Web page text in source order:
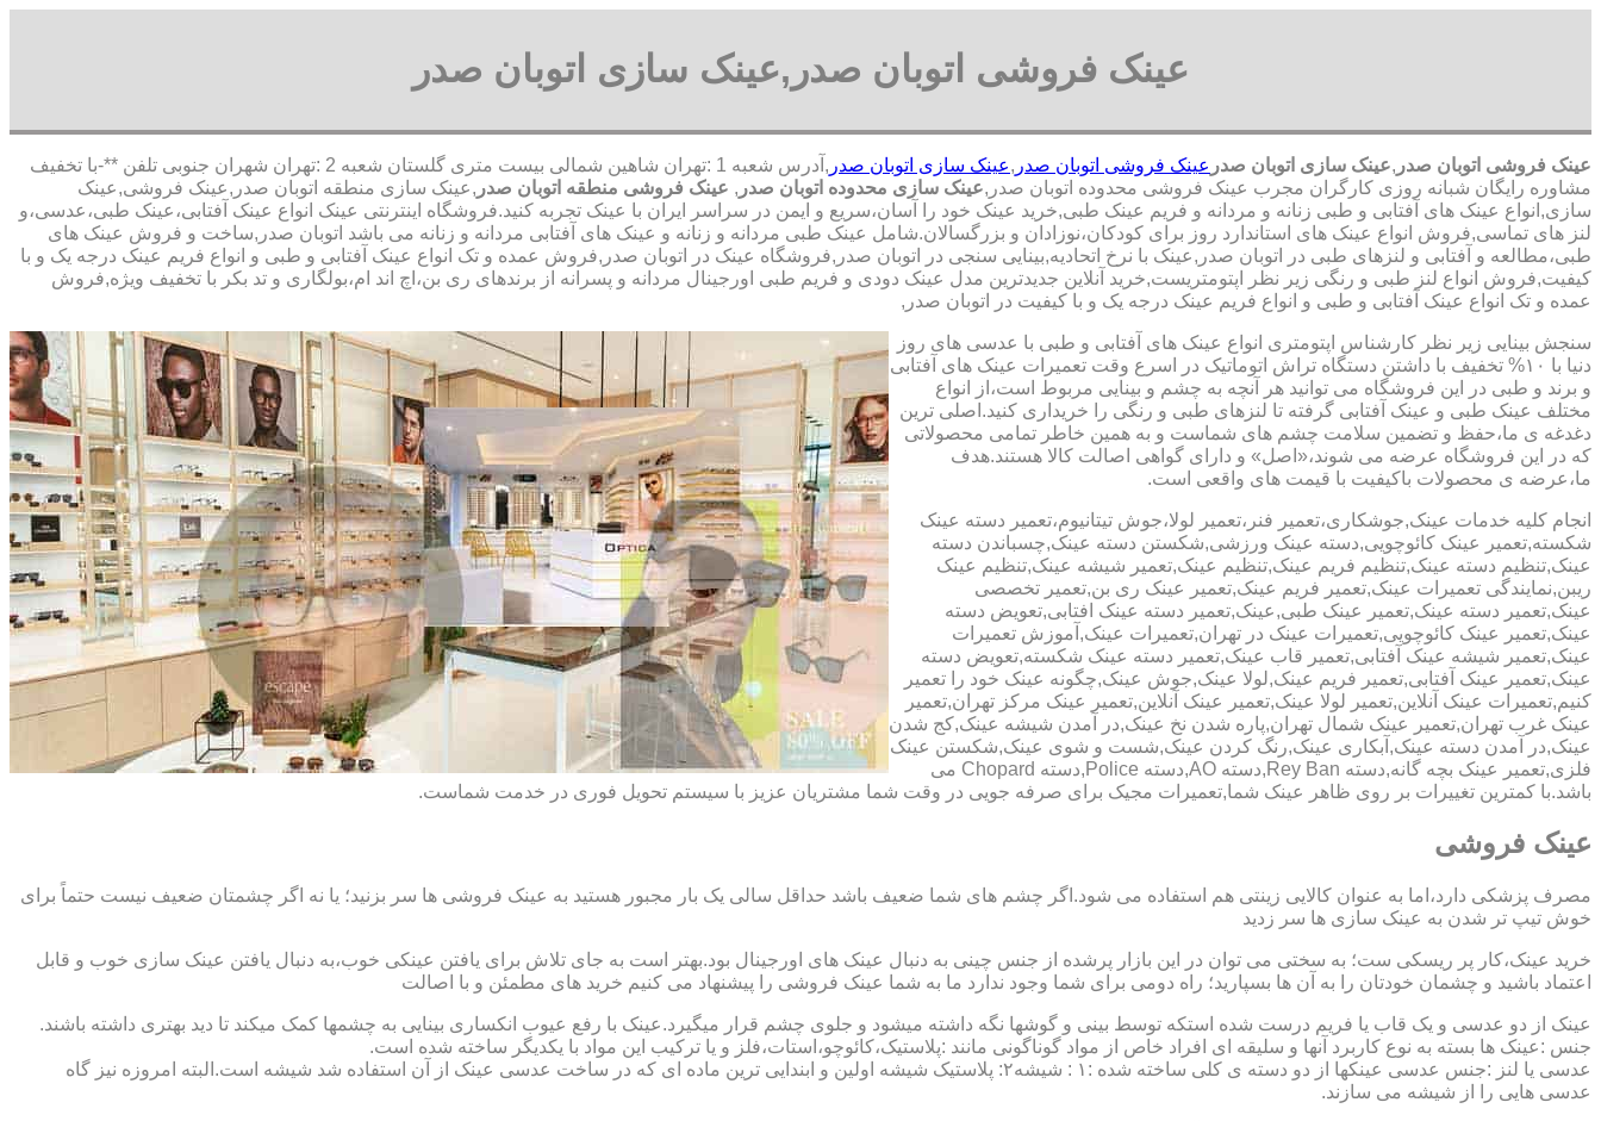
عینک فروشی اتوبان صدر,عینک سازی اتوبان صدر
عینک فروشی اتوبان صدر ,عینک سازی اتوبان صدر عینک فروشی اتوبان صدر ,عینک سازی اتوبان صدر
,آدرس شعبه 1 :تهران شاهین شمالی بیست متری گلستان شعبه 2 :تهران شهران جنوبی تلفن **-با تخفیف
مشاوره رایگان شبانه روزی کارگران مجرب عینک فروشی محدوده اتوبان صدر,عینک سازی محدوده اتوبان صدر , عینک فروشی منطقه اتوبان صدر ,عینک سازی منطقه اتوبان صدر,عینک فروشی,عینک
سازی,انواع عینک های آفتابی و طبی زنانه و مردانه و فریم عینک طبی,خرید عینک خود را آسان،سریع و ایمن در سراسر ایران با عینک تجربه کنید.فروشگاه اینترنتی عینک انواع عینک آفتابی،عینک طبی،عدسی،و
لنز های تماسی,فروش انواع عینک های استاندارد روز برای کودکان،نوزادان و بزرگسالان.شامل عینک طبی مردانه و زنانه و عینک های آفتابی مردانه و زنانه می باشد اتوبان صدر,ساخت و فروش عینک های
طبی،مطالعه و آفتابی و لنزهای طبی در اتوبان صدر,عینک با نرخ اتحادیه,بینایی سنجی در اتوبان صدر,فروشگاه عینک در اتوبان صدر,فروش عمده و تک انواع عینک آفتابی و طبی و انواع فریم عینک درجه یک و با
کیفیت,فروش انواع لنز طبی و رنگی زیر نظر اپتومتریست,خرید آنلاین جدیدترین مدل عینک دودی و فریم طبی اورجینال مردانه و پسرانه از برندهای ری بن،اچ اند ام،بولگاری و تد بکر با تخفیف ویژه,فروش
عمده و تک انواع عینک آفتابی و طبی و انواع فریم عینک درجه یک و با کیفیت در اتوبان صدر,
سنجش بینایی زیر نظر کارشناس اپتومتری انواع عینک های آفتابی و طبی با عدسی های روز
دنیا با ۱۰% تخفیف با داشتن دستگاه تراش اتوماتیک در اسرع وقت تعمیرات عینک های آفتابی
و برند و طبی در این فروشگاه می توانید هر آنچه به چشم و بینایی مربوط است،از انواع
مختلف عینک طبی و عینک آفتابی گرفته تا لنزهای طبی و رنگی را خریداری کنید.اصلی ترین
دغدغه ی ما،حفظ و تضمین سلامت چشم های شماست و به همین خاطر تمامی محصولاتی
که در این فروشگاه عرضه می شوند،«اصل» و دارای گواهی اصالت کالا هستند.هدف
ما،عرضه ی محصولات باکیفیت با قیمت های واقعی است.
انجام کلیه خدمات عینک,جوشکاری،تعمیر فنر،تعمیر لولا،جوش تیتانیوم،تعمیر دسته عینک
شکسته,تعمیر عینک کائوچویی,دسته عینک ورزشی,شکستن دسته عینک,چسباندن دسته
عینک,تنظیم دسته عینک,تنظیم فریم عینک,تنظیم عینک,تعمیر شیشه عینک,تنظیم عینک
ریبن,نمایندگی تعمیرات عینک,تعمیر فریم عینک,تعمیر عینک ری بن,تعمیر تخصصی
عینک,تعمیر دسته عینک,تعمیر عینک طبی,عینک,تعمیر دسته عینک افتابی,تعویض دسته
عینک,تعمیر عینک کائوچویی,تعمیرات عینک در تهران,تعمیرات عینک,آموزش تعمیرات
عینک,تعمیر شیشه عینک آفتابی,تعمیر قاب عینک,تعمیر دسته عینک شکسته,تعویض دسته
عینک,تعمیر عینک آفتابی,تعمیر فریم عینک,لولا عینک,جوش عینک,چگونه عینک خود را تعمیر
کنیم,تعمیرات عینک آنلاین,تعمیر لولا عینک,تعمیر عینک آنلاین,تعمیر عینک مرکز تهران,تعمیر
عینک غرب تهران,تعمیر عینک شمال تهران,پاره شدن نخ عینک,در آمدن شیشه عینک,کج شدن
عینک,در آمدن دسته عینک,آبکاری عینک,رنگ کردن عینک,شست و شوی عینک,شکستن عینک
فلزی,تعمیر عینک بچه گانه,دسته Rey Ban,دسته AO,دسته Police,دسته Chopard می
باشد.با کمترین تغییرات بر روی ظاهر عینک شما,تعمیرات مجیک برای صرفه جویی در وقت شما مشتریان عزیز با سیستم تحویل فوری در خدمت شماست.
عینک فروشی
مصرف پزشکی دارد،اما به عنوان کالایی زینتی هم استفاده می شود.اگر چشم های شما ضعیف باشد حداقل سالی یک بار مجبور هستید به عینک فروشی ها سر بزنید؛ یا نه اگر چشمتان ضعیف نیست حتماً برای
خوش تیپ تر شدن به عینک سازی ها سر زدید
خرید عینک،کار پر ریسکی ست؛ به سختی می توان در این بازار پرشده از جنس چینی به دنبال عینک های اورجینال بود.بهتر است به جای تلاش برای یافتن عینکی خوب،به دنبال یافتن عینک سازی خوب و قابل
اعتماد باشید و چشمان خودتان را به آن ها بسپارید؛ راه دومی برای شما وجود ندارد ما به شما عینک فروشی را پیشنهاد می کنیم خرید های مطمئن و با اصالت
عینک از دو عدسی و یک قاب یا فریم درست شده استکه توسط بینی و گوشها نگه داشته میشود و جلوی چشم قرار میگیرد.عینک با رفع عیوب انکساری بینایی به چشمها کمک میکند تا دید بهتری داشته باشند.
جنس :عینک ها بسته به نوع کاربرد آنها و سلیقه ای افراد خاص از مواد گوناگونی مانند :پلاستیک،کائوچو،استات،فلز و یا ترکیب این مواد با یکدیگر ساخته شده است.
عدسی یا لنز :جنس عدسی عینکها از دو دسته ی کلی ساخته شده :۱ : شیشه۲: پلاستیک شیشه اولین و ابندایی ترین ماده ای که در ساخت عدسی عینک از آن استفاده شد شیشه است.البته امروزه نیز گاه
عدسی هایی را از شیشه می سازند.